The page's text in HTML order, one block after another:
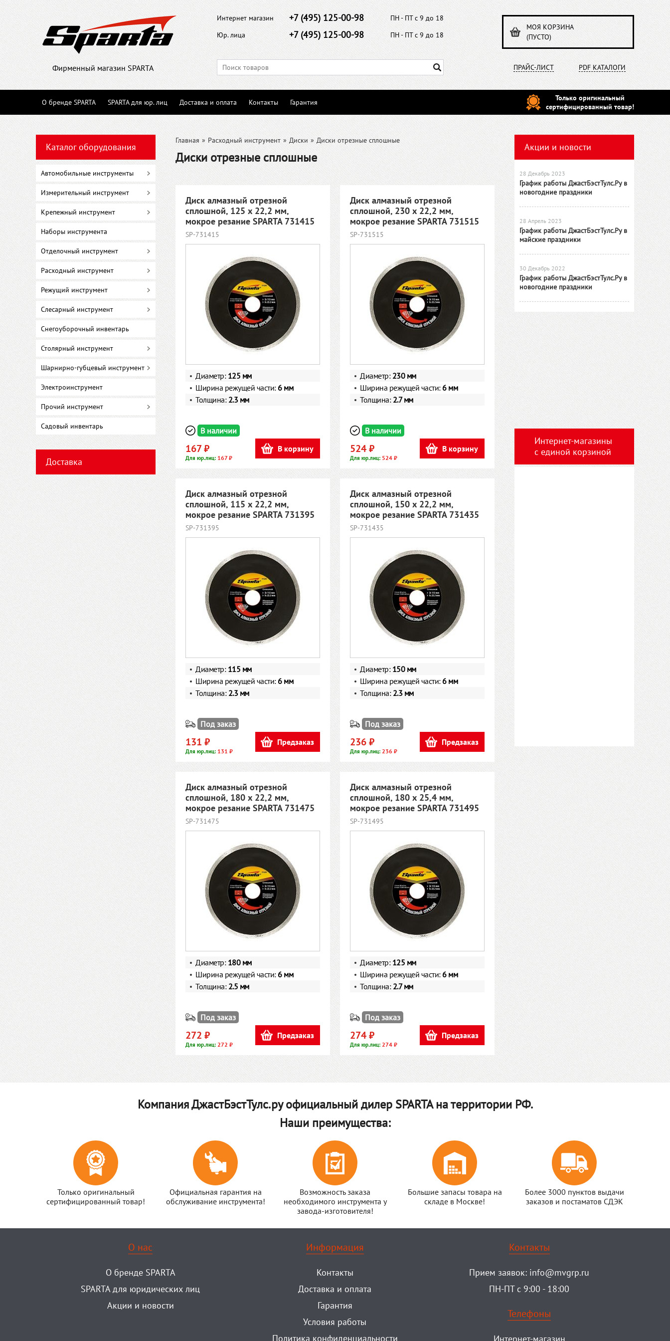
Фирменный магазин SPARTA
Интернет магазин +7 (495) 125-00-98
ПН - ПТ с 9 до 18
Юр. лица
+7 (495) 125-00-98 ПН - ПТ с 9 до 18
МОЯ КОРЗИНА
(ПУСТО)
ПРАЙС-ЛИСТ PDF КАТАЛОГИ
О бренде SPARTA SPARTA для юр. лиц Доставка и оплата Контакты Гарантия
Только оригинальный
сертифицированный товар!
Каталог оборудования
Автомобильные инструменты
Измерительный инструмент
Крепежный инструмент
Наборы инструмента
Отделочный инструмент
Расходный инструмент
Режущий инструмент
Слесарный инструмент
Снегоуборочный инвентарь
Столярный инструмент
Шарнирно-губцевый инструмент
Электроинструмент
Прочий инструмент
Садовый инвентарь
Доставка
Главная » Расходный инструмент » Диски » Диски отрезные сплошные
Диски отрезные сплошные
Диск алмазный отрезной
сплошной, 125 х 22,2 мм,
мокрое резание SPARTA 731415
SP-731415
Диаметр: 125 мм
Ширина режущей части: 6 мм
Толщина: 2.3 мм
В наличии
167 ₽
Для юр.лиц: 167 ₽
В корзину
Диск алмазный отрезной
сплошной, 230 х 22,2 мм,
мокрое резание SPARTA 731515
SP-731515
Диаметр: 230 мм
Ширина режущей части: 6 мм
Толщина: 2.7 мм
В наличии
524 ₽
Для юр.лиц: 524 ₽
В корзину
Диск алмазный отрезной
сплошной, 115 х 22,2 мм,
мокрое резание SPARTA 731395
SP-731395
Диаметр: 115 мм
Ширина режущей части: 6 мм
Толщина: 2.3 мм
Под заказ
131 ₽
Для юр.лиц: 131 ₽
Предзаказ
Диск алмазный отрезной
сплошной, 150 х 22,2 мм,
мокрое резание SPARTA 731435
SP-731435
Диаметр: 150 мм
Ширина режущей части: 6 мм
Толщина: 2.3 мм
Под заказ
236 ₽
Для юр.лиц: 236 ₽
Предзаказ
Диск алмазный отрезной
сплошной, 180 х 22,2 мм,
мокрое резание SPARTA 731475
SP-731475
Диаметр: 180 мм
Ширина режущей части: 6 мм
Толщина: 2.5 мм
Под заказ
272 ₽
Для юр.лиц: 272 ₽
Предзаказ
Диск алмазный отрезной
сплошной, 180 х 25,4 мм,
мокрое резание SPARTA 731495
SP-731495
Диаметр: 125 мм
Ширина режущей части: 6 мм
Толщина: 2.7 мм
Под заказ
274 ₽
Для юр.лиц: 274 ₽
Предзаказ
Акции и новости
28 Декабрь 2023
График работы ДжастБэстТулс.Ру в
новогодние праздники
28 Апрель 2023
График работы ДжастБэстТулс.Ру в
майские праздники
30 Декабрь 2022
График работы ДжастБэстТулс.Ру в
новогодние праздники
Интернет-магазины
с единой корзиной
Компания ДжастБэстТулс.ру официальный дилер SPARTA на территории РФ.
Наши преимущества:
Только оригинальный
сертифицированный товар!
Официальная гарантия на
обслуживание инструмента!
Возможность заказа
необходимого инструмента у
завода-изготовителя!
Большие запасы товара на
складе в Москве!
Более 3000 пунктов выдачи
заказов и постаматов СДЭК
О нас
О бренде SPARTA
SPARTA для юридических лиц
Акции и новости
Информация
Контакты
Доставка и оплата
Гарантия
Условия работы
Политика конфиденциальности
Контакты
Прием заявок: info@mvgrp.ru
ПН-ПТ с 9:00 - 18:00
Телефоны